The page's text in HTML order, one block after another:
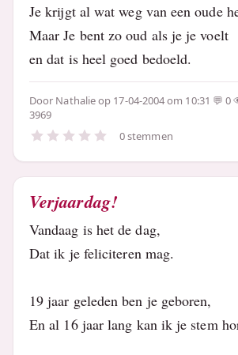
Je krijgt al wat weg van een oude
Maar Je bent zo oud als je je voelt
en dat is heel goed bedoeld.
Door Nathalieop 17-04-2004 om 10:31
0
3969
0 stemmen
Verjaardag!
Vandaag is het de dag,
Dat ik je feliciteren mag.
19 jaar geleden ben je geboren,
En al 16 jaar lang kan ik je stem